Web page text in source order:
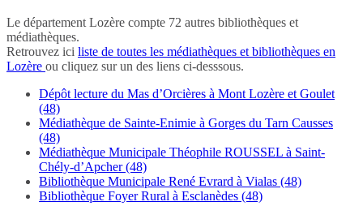
Le département Lozère compte 72 autres bibliothèques et
médiathèques.
Retrouvez ici liste de toutes les médiathèques et bibliothèques en
Lozère ou cliquez sur un des liens ci-desssous.
Dépôt lecture du Mas d’Orcières à Mont Lozère et Goulet
(48)
Médiathèque de Sainte-Enimie à Gorges du Tarn Causses
(48)
Médiathèque Municipale Théophile ROUSSEL à Saint-
Chély-d’Apcher (48)
Bibliothèque Municipale René Evrard à Vialas (48)
Bibliothèque Foyer Rural à Esclanèdes (48)